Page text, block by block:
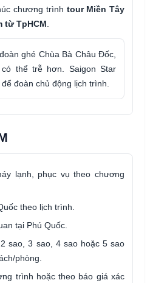
chương trình tour Miền Tây
từ TpHCM
ghé Chùa Bà Châu Đốc,
thể trễ hơn. Saigon Star
đoàn chủ động lịch trình.
lạnh, phục vụ theo chương
theo lịch trình.
tại Phú Quốc.
sao, 3 sao, 4 sao hoặc 5 sao
phòng.
trình hoặc theo báo giá xác